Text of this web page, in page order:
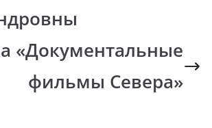
«Документальные
фильмы Севера»